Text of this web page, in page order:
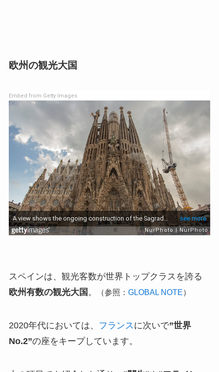
欧州の観光大国
Embed from Getty Images
スペインは、観光客数が世界トップクラスを誇る
欧州有数の観光大国 。 （参照： GLOBAL NOTE）
2020年代においては、 フランス に次いで”世界
No.2”の座をキープしています。